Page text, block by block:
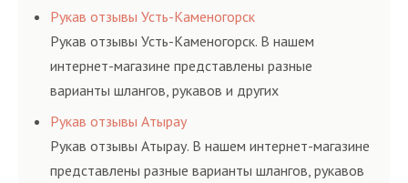
соответствующих ГОСТам, техническим условиям
и нормативам.
Рукав отзывы Усть-Каменогорск
Рукав отзывы Усть-Каменогорск. В нашем
интернет-магазине представлены разные
варианты шлангов, рукавов и других
резинотехнических изделий, соответствующих
ГОСТам, техническим условиям и нормативам.
Рукав отзывы Атырау
Рукав отзывы Атырау. В нашем интернет-магазине
представлены разные варианты шлангов, рукавов